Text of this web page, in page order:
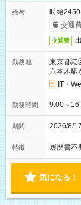
給与
時給
交通
交通費
勤務地
東京都港
六本木駅
IT・
勤務時間 9:00～
期間 2026/8/
特徴 履歴書不
気になる！